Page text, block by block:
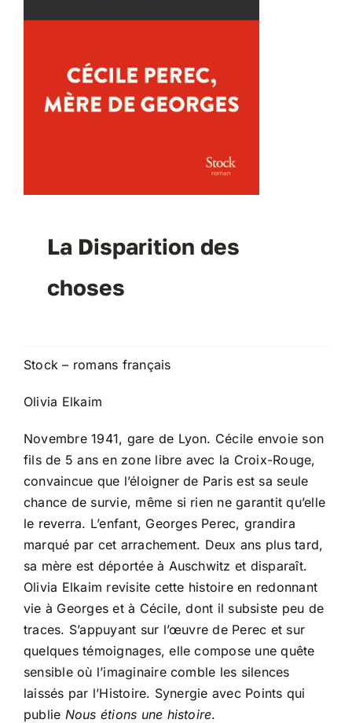
La Disparition des
choses
Stock – romans français
Olivia Elkaim
Novembre 1941, gare de Lyon. Cécile envoie son
fils de 5 ans en zone libre avec la Croix-Rouge,
convaincue que l’éloigner de Paris est sa seule
chance de survie, même si rien ne garantit qu’elle
le reverra. L’enfant, Georges Perec, grandira
marqué par cet arrachement. Deux ans plus tard,
sa mère est déportée à Auschwitz et disparaît.
Olivia Elkaim revisite cette histoire en redonnant
vie à Georges et à Cécile, dont il subsiste peu de
traces. S’appuyant sur l’œuvre de Perec et sur
quelques témoignages, elle compose une quête
sensible où l’imaginaire comble les silences
laissés par l’Histoire. Synergie avec Points qui
publie Nous étions une histoire.